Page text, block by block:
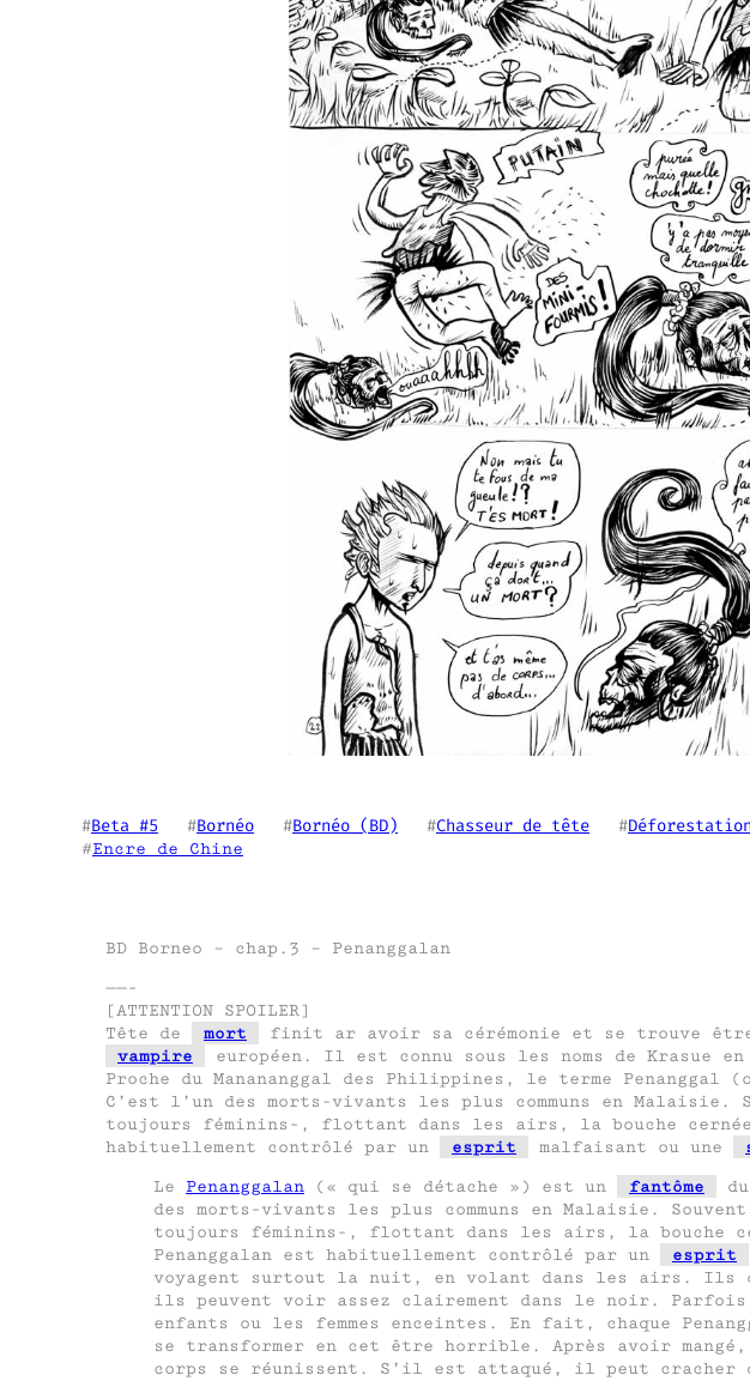
#Beta #5
   #
Bornéo
   #
Bornéo (BD)
   #
Chasseur de tête
   #
Déforestation
#Encre de Chine
BD Borneo – chap.3 – Penanggalan
——-
[ATTENTION SPOILER]
Tête de
mort finit ar avoir sa cérémonie et se trouve
vampire
européen. Il est connu sous les noms de Krasue
Proche du Manananggal des Philippines, le terme
C’est l’un des morts-vivants les plus communs en
toujours féminins-, flottant dans les airs, la bouche
habituellement contrôlé par un
esprit malfaisant ou une
Le Penanggalan (« qui se détache ») est un fantôme
des morts-vivants les plus communs en Malaisie.
toujours féminins-, flottant dans les airs, la bouche
Penanggalan est habituellement contrôlé par un
esprit
voyagent surtout la nuit, en volant dans les airs. Ils
ils peuvent voir assez clairement dans le noir.
enfants ou les femmes enceintes. En fait, chaque
se transformer en cet être horrible. Après avoir
corps se réunissent. S’il est attaqué, il peut cracher